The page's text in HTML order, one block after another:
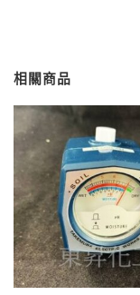
相關商品